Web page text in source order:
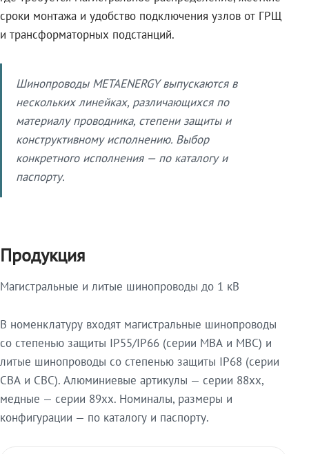
сроки монтажа и удобство подключения узлов от ГРЩ
и трансформаторных подстанций.
Шинопроводы METAENERGY выпускаются в
нескольких линейках, различающихся по
материалу проводника, степени защиты и
конструктивному исполнению. Выбор
конкретного исполнения — по каталогу и
паспорту.
Продукция
Магистральные и литые шинопроводы до 1 кВ
В номенклатуру входят магистральные шинопроводы
со степенью защиты IP55/IP66 (серии МВА и МВС) и
литые шинопроводы со степенью защиты IP68 (серии
СВА и СВС). Алюминиевые артикулы — серии 88xx,
медные — серии 89xx. Номиналы, размеры и
конфигурации — по каталогу и паспорту.